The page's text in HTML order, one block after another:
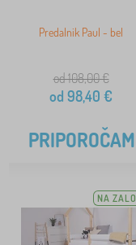
Predalnik Paul - bel
od 108,00€
od 98,40 €
NA